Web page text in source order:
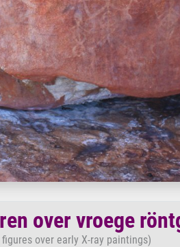
over vroege
over early X-ray paintings)